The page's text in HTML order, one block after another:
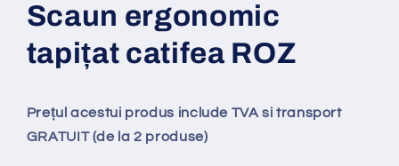
Scaun ergonomic
tapițat catifea ROZ
Prețul acestui produs include TVA si transport
GRATUIT (de la 2 produse)